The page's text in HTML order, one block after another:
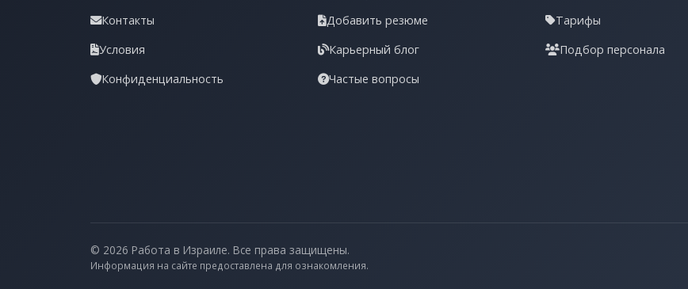
Контакты
Условия
Конфиденциальность
Добавить резюме
Карьерный блог
Частые вопросы
Тарифы
Подбор персонала
© 2026 Работа в Израиле. Все права защищены.
Информация на сайте предоставлена для ознакомления.